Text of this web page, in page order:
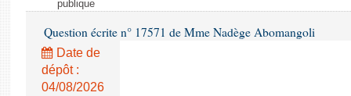
publique
Question écrite n° 17571 de Mme Nadège Abomangoli
Date de
dépôt :
04/08/2026